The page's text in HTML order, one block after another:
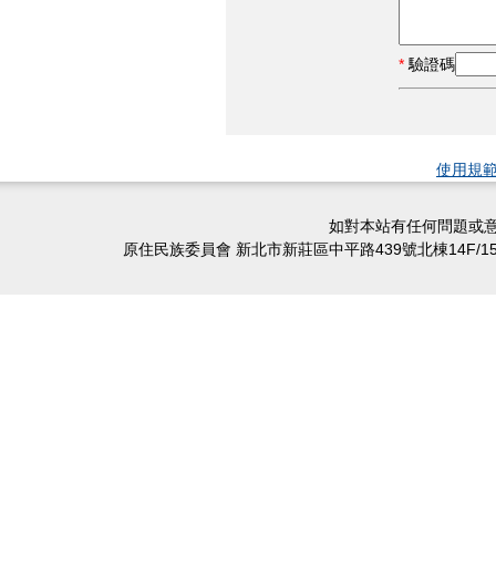
驗證碼
使用規
如對本站有任何問題或
原住民族委員會 新北市新莊區中平路439號北棟